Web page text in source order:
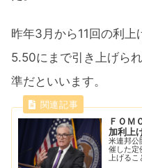
昨年3月から11回の利
5.50にまで引き上げら
準だといいます。
ＦＯＭ
加利上
米連邦公
催した定
上げるこ